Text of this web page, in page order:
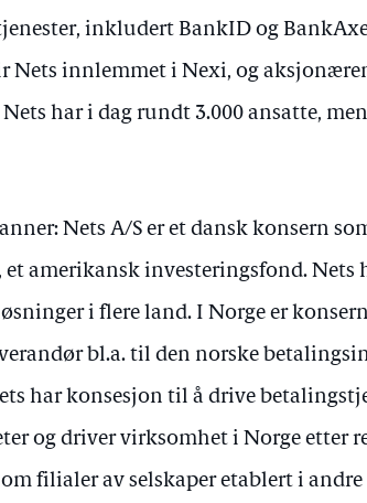
inkludert BankID og
Nets innlemmet i Nexi, og
har i dag rundt 3.000 ansatte,
Nets A/S er et dansk konsern
et amerikansk investeringsfond.
i flere land. I Norge er
bl.a. til den norske
har konsesjon til å drive
og driver virksomhet i Norge etter
filialer av selskaper etablert i